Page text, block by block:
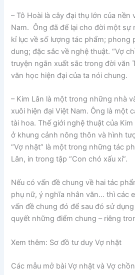
– Tô Hoài là cây đại thụ lớn của nền
Nam. Ông đã để lại cho đời một sự
kỉ lục về số lượng tác phẩm; phong
dung; đặc sắc về nghệ thuật. “Vợ
truyện ngắn xuất sắc trong đời văn
văn học hiện đại của ta nói chung.
– Kim Lân là một trong những nhà
xuôi hiện đại Việt Nam. Ông là một
tài hoa. Thế giới nghệ thuật của
ở khung cảnh nông thôn và hình
“Vợ nhặt” là một trong những tác
Lân, in trong tập “Con chó xấu xí”.
Nếu có vấn đề chung về hai tác
phụ nữ, ý nghĩa nhân văn… thì các
vấn đề chung đó để sau đó sử
quyết những điểm chung – riêng
Xem thêm: Sơ đồ tư duy Vợ nhặt
Các mẫu mở bài Vợ nhặt và Vợ